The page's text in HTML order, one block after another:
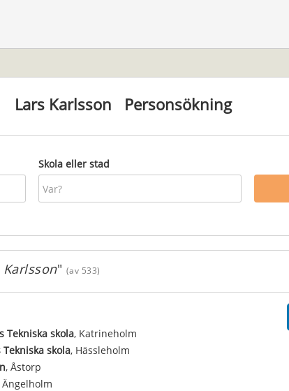
Lars Karlsson Personsökning
Skola eller stad
Karlsson" (av 533)
Tekniska skola, Katrineholm
skola, Hässleholm
, Åstorp
Ängelholm